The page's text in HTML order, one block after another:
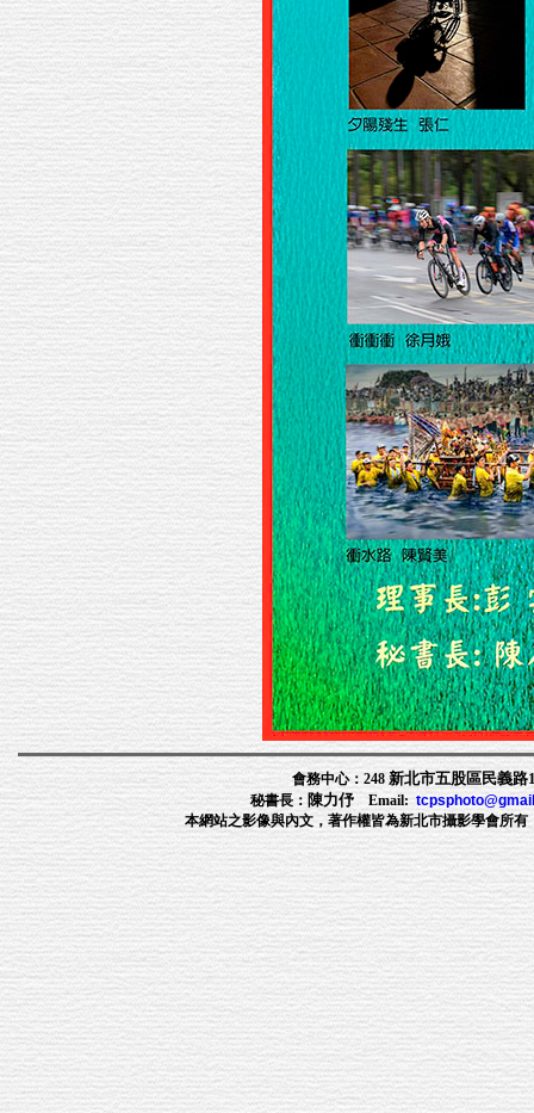
會務中心：248新北市五股區民義路
秘書長： 陳力伃 Email:
本網站之影像與內文，著作權皆為新北市攝影學會所